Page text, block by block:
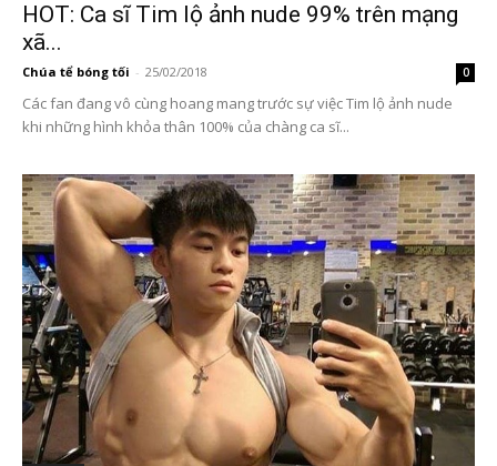
HOT: Ca sĩ Tim lộ ảnh nude 99% trên mạng
xã...
Chúa tể bóng tối - 25/02/2018 0
Các fan đang vô cùng hoang mang trước sự việc Tim lộ ảnh nude
khi những hình khỏa thân 100% của chàng ca sĩ...